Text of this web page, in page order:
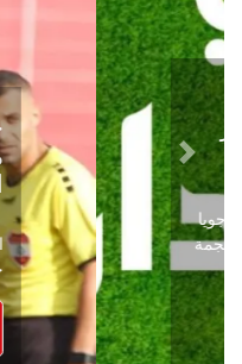
حكاية نجاح
محسن
الأولى
بعد موسم حافل
الدرجة الثانية،
حسم ل...
إقرأ الخبر
Previous